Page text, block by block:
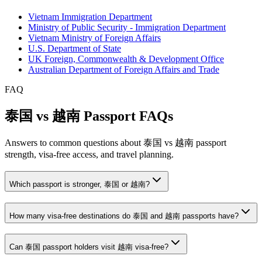
Vietnam Immigration Department
Ministry of Public Security - Immigration Department
Vietnam Ministry of Foreign Affairs
U.S. Department of State
UK Foreign, Commonwealth & Development Office
Australian Department of Foreign Affairs and Trade
FAQ
泰国 vs 越南 Passport FAQs
Answers to common questions about 泰国 vs 越南 passport
strength, visa-free access, and travel planning.
Which passport is stronger, 泰国 or 越南?
How many visa-free destinations do 泰国 and 越南 passports have?
Can 泰国 passport holders visit 越南 visa-free?